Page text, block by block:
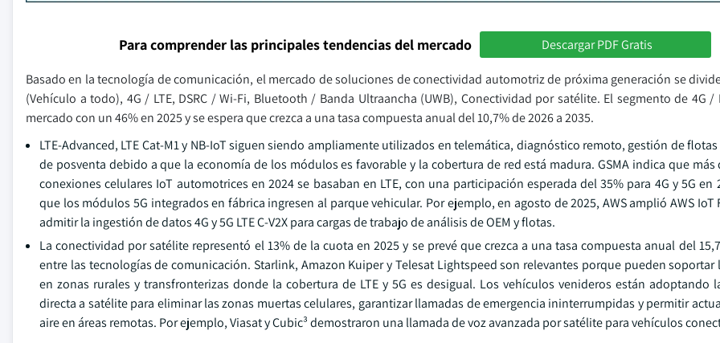
Para comprender las principales tendencias del mercado Descargar PDF Gratis
Basado en la tecnología de comunicación, el mercado de soluciones de conectividad automotriz de próxima generación se divide
(Vehículo a todo), 4G / LTE, DSRC / Wi-Fi, Bluetooth / Banda Ultraancha (UWB), Conectividad por satélite. El segmento de 4G /
mercado con un 46% en 2025 y se espera que crezca a una tasa compuesta anual del 10,7% de 2026 a 2035.
LTE-Advanced, LTE Cat-M1 y NB-IoT siguen siendo ampliamente utilizados en telemática, diagnóstico remoto, gestión de
de posventa debido a que la economía de los módulos es favorable y la cobertura de red está madura. GSMA indica que más
conexiones celulares IoT automotrices en 2024 se basaban en LTE, con una participación esperada del 35% para 4G y 5G en
que los módulos 5G integrados en fábrica ingresen al parque vehicular. Por ejemplo, en agosto de 2025, AWS amplió AWS IoT
admitir la ingestión de datos 4G y 5G LTE C-V2X para cargas de trabajo de análisis de OEM y flotas.
La conectividad por satélite representó el 13% de la cuota en 2025 y se prevé que crezca a una tasa compuesta anual del
entre las tecnologías de comunicación. Starlink, Amazon Kuiper y Telesat Lightspeed son relevantes porque pueden
en zonas rurales y transfronterizas donde la cobertura de LTE y 5G es desigual. Los vehículos venideros están adoptando
directa a satélite para eliminar las zonas muertas celulares, garantizar llamadas de emergencia ininterrumpidas y permitir
aire en áreas remotas. Por ejemplo, Viasat y Cubic³ demostraron una llamada de voz avanzada por satélite para vehículos